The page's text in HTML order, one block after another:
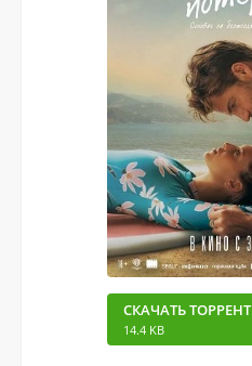
СКАЧАТЬ ТОРРЕНТ
14.4 KB